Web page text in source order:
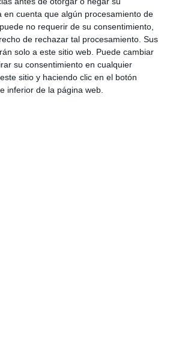
en cuenta que algún procesamiento de
no requerir de su consentimiento,
de rechazar tal procesamiento. Sus
solo a este sitio web. Puede cambiar
su consentimiento en cualquier
sitio y haciendo clic en el botón
inferior de la página web.